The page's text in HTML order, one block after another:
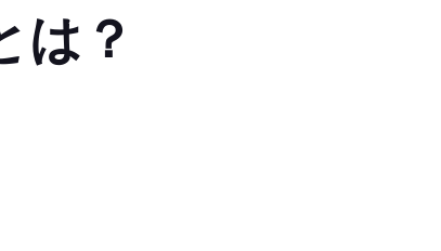
は？